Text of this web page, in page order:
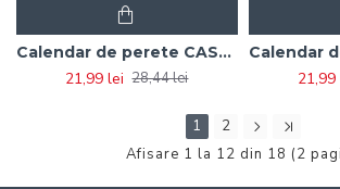
Calendar de perete CASTELE 2026
21,99 lei 28,44 lei 21,99
1
2
Afisare 1 la 12 din 18 (2